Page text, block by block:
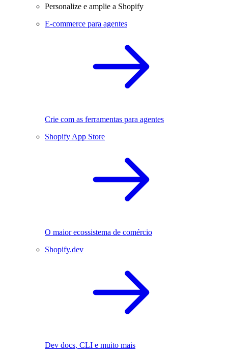
Personalize e amplie a Shopify
E-commerce para agentes
Crie com as ferramentas para agentes
Shopify App Store
O maior ecossistema de comércio
Shopify.dev
Dev docs, CLI e muito mais